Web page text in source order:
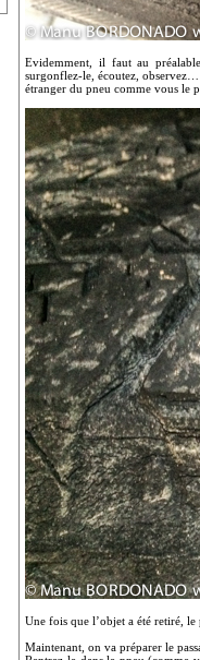
Evidemment, il faut au
surgonflez-le, écoutez,
étranger du pneu comme vous le
Une fois que l’objet a été retiré, le
Maintenant, on va préparer le